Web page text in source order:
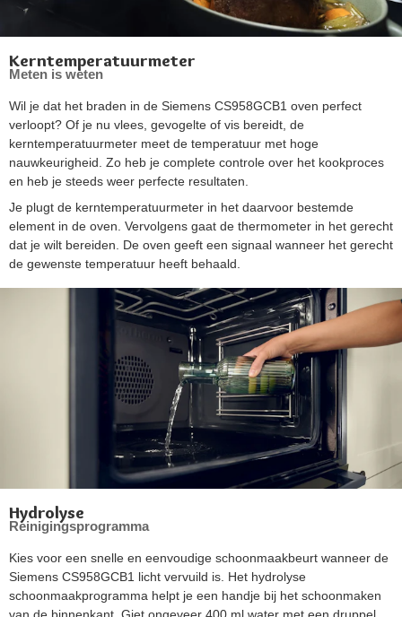
Kerntemperatuurmeter
Meten is weten
Wil je dat het braden in de Siemens CS958GCB1 oven perfect
verloopt? Of je nu vlees, gevogelte of vis bereidt, de
kerntemperatuurmeter meet de temperatuur met hoge
nauwkeurigheid. Zo heb je complete controle over het kookproces
en heb je steeds weer perfecte resultaten.
Je plugt de kerntemperatuurmeter in het daarvoor bestemde
element in de oven. Vervolgens gaat de thermometer in het gerecht
dat je wilt bereiden. De oven geeft een signaal wanneer het gerecht
de gewenste temperatuur heeft behaald.
Hydrolyse
Reinigingsprogramma
Kies voor een snelle en eenvoudige schoonmaakbeurt wanneer de
Siemens CS958GCB1 licht vervuild is. Het hydrolyse
schoonmaakprogramma helpt je een handje bij het schoonmaken